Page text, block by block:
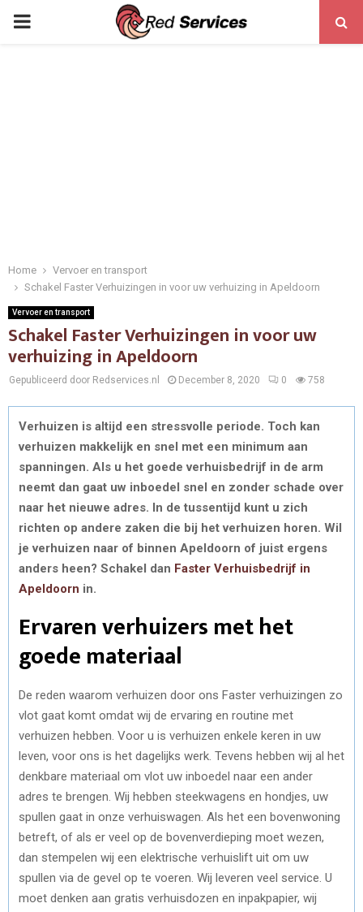
PRIMARY
Home
Vervoer en transport
Schakel Faster Verhuizingen in voor uw verhuizing in Apeldoorn
Vervoer en transport
Schakel Faster Verhuizingen in voor uw
verhuizing in Apeldoorn
Gepubliceerd door Redservices.nl December 8, 2020 0 758
Verhuizen is altijd een stressvolle periode. Toch kan
verhuizen makkelijk en snel met een minimum aan
spanningen. Als u het goede verhuisbedrijf in de arm
neemt dan gaat uw inboedel snel en zonder schade over
naar het nieuwe adres. In de tussentijd kunt u zich
richten op andere zaken die bij het verhuizen horen. Wil
je verhuizen naar of binnen Apeldoorn of juist ergens
anders heen? Schakel dan Faster Verhuisbedrijf in
Apeldoorn in.
Ervaren verhuizers met het
goede materiaal
De reden waarom verhuizen door ons Faster verhuizingen zo
vlot gaat komt omdat wij de ervaring en routine met
verhuizen hebben. Voor u is verhuizen enkele keren in uw
leven, voor ons is het dagelijks werk. Tevens hebben wij al het
denkbare materiaal om vlot uw inboedel naar een ander
adres te brengen. Wij hebben steekwagens en hondjes, uw
spullen gaat in onze verhuiswagen. Als het een bovenwoning
betreft, of als er veel op de bovenverdieping moet wezen,
dan stempelen wij een elektrische verhuislift uit om uw
spullen via de gevel op te voeren. Wij leveren veel service. U
moet denken aan gratis verhuisdozen en inpakpapier, wij